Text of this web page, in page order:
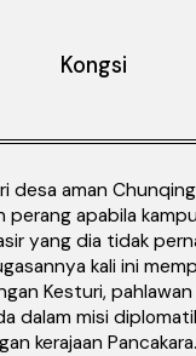
Kongsi
desa aman
perang apabila
yang dia tidak
kali ini
Kesturi,
dalam misi
kerajaan Pancakara.